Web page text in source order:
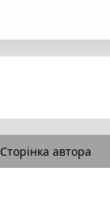
Сторінка автора